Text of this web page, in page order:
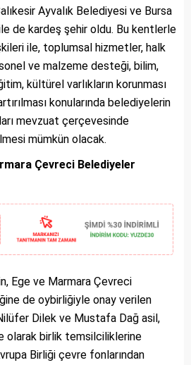
Ayvalık Belediyesi ve Bursa
de kardeş şehir oldu. Bu kentlerle
ile, toplumsal hizmetler, halk
ve malzeme desteği, bilim,
kültürel varlıkların korunması
konularında belediyelerin
mevzuat çerçevesinde
mümkün olacak.
Çevreci Belediyeler
Ege ve Marmara Çevreci
de oybirliğiyle onay verilen
Dilek ve Mustafa Dağ asil,
olarak birlik temsilciliklerine
Birliği çevre fonlarından